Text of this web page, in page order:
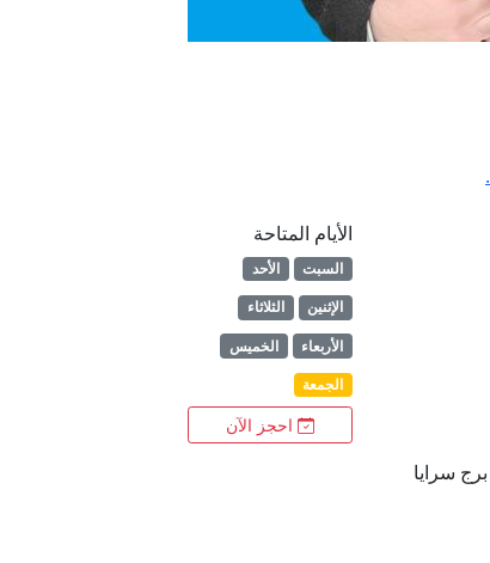
سرايا
الأيام المتاحة
السبت
الأحد
الإثنين
الثلاثاء
الأربعاء
الخميس
الجمعة
احجز الآن